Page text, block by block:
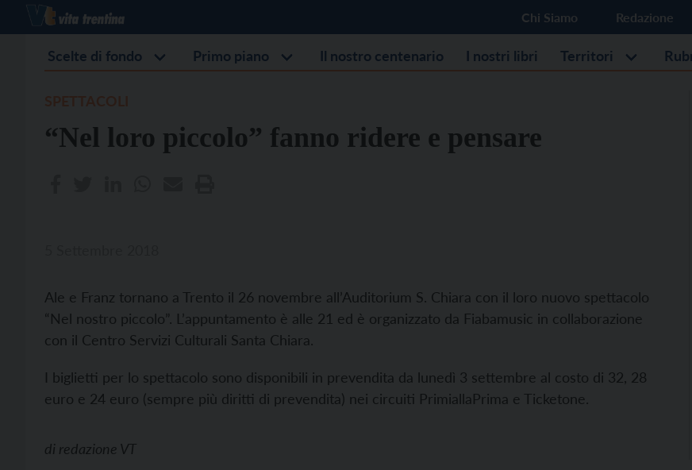
Chi Siamo Redazione
Scelte di fondo Primo piano Il nostro centenario I nostri libri Territori
“Nel loro piccolo” fanno ridere e pensare
Ale e Franz tornano a Trento il 26 novembre all’Auditorium S. Chiara con il loro nuovo spettacolo
“Nel nostro piccolo”. L’appuntamento è alle 21 ed è organizzato da Fiabamusic in collaborazione
con il Centro Servizi Culturali Santa Chiara.
I biglietti per lo spettacolo sono disponibili in prevendita da lunedì 3 settembre al costo di 32, 28
euro e 24 euro (sempre più diritti di prevendita) nei circuiti PrimiallaPrima e Ticketone.
di redazione VT